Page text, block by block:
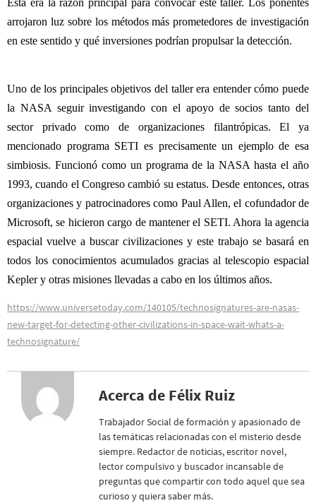
arrojaron luz sobre los métodos más prometedores de investigación
en este sentido y qué inversiones podrían propulsar la detección.
Uno de los principales objetivos del taller era entender cómo puede
la NASA seguir investigando con el apoyo de socios tanto del
sector privado como de organizaciones filantrópicas. El ya
mencionado programa SETI es precisamente un ejemplo de esa
simbiosis. Funcionó como un programa de la NASA hasta el año
1993, cuando el Congreso cambió su estatus. Desde entonces, otras
organizaciones y patrocinadores como Paul Allen, el cofundador de
Microsoft, se hicieron cargo de mantener el SETI. Ahora la agencia
espacial vuelve a buscar civilizaciones y este trabajo se basará en
todos los conocimientos acumulados gracias al telescopio espacial
Kepler y otras misiones llevadas a cabo en los últimos años.
https://www.universetoday.com/140105/technosignatures-are-nasas-
new-target-for-detecting-other-civilizations-in-space-wait-whats-a-
technosignature/
Acerca de Félix Ruiz
Trabajador Social de formación y apasionado de
las temáticas relacionadas con el misterio desde
siempre. Redactor de noticias, escritor novel,
lector compulsivo y buscador incansable de
preguntas que compartir con todo aquel que sea
curioso y quiera saber más.